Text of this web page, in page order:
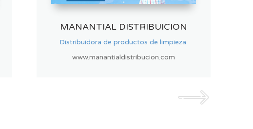
HARINA CATERING
Servicio de Catering, Panaderia y Pasteleria.
www.harinacatering.com